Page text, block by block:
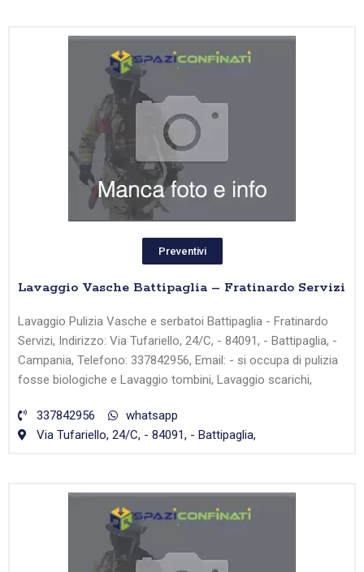
Preventivi
Lavaggio Vasche Battipaglia – Fratinardo Servizi
Lavaggio Pulizia Vasche e serbatoi Battipaglia - Fratinardo
Servizi, Indirizzo: Via Tufariello, 24/C, - 84091, - Battipaglia, -
Campania, Telefono: 337842956, Email: - si occupa di pulizia
fosse biologiche e Lavaggio tombini, Lavaggio scarichi,
337842956
whatsapp
Via Tufariello, 24/C, - 84091, - Battipaglia,